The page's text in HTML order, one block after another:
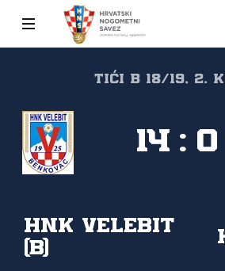
tići B 18/19, 2.
HNK Velebit
(B)
14 : 0